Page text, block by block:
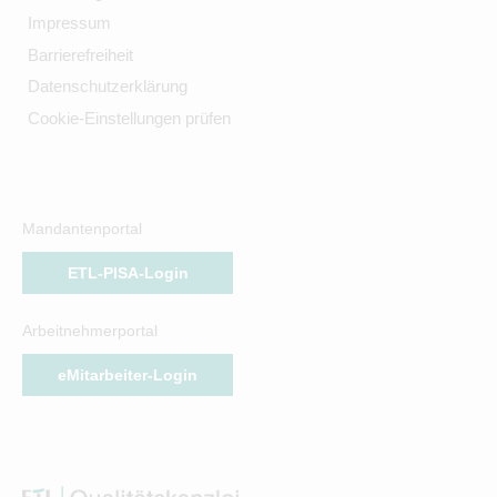
Impressum
Barrierefreiheit
Datenschutzerklärung
Cookie-Einstellungen prüfen
Mandantenportal
ETL-PISA-Login
Arbeitnehmerportal
eMitarbeiter-Login